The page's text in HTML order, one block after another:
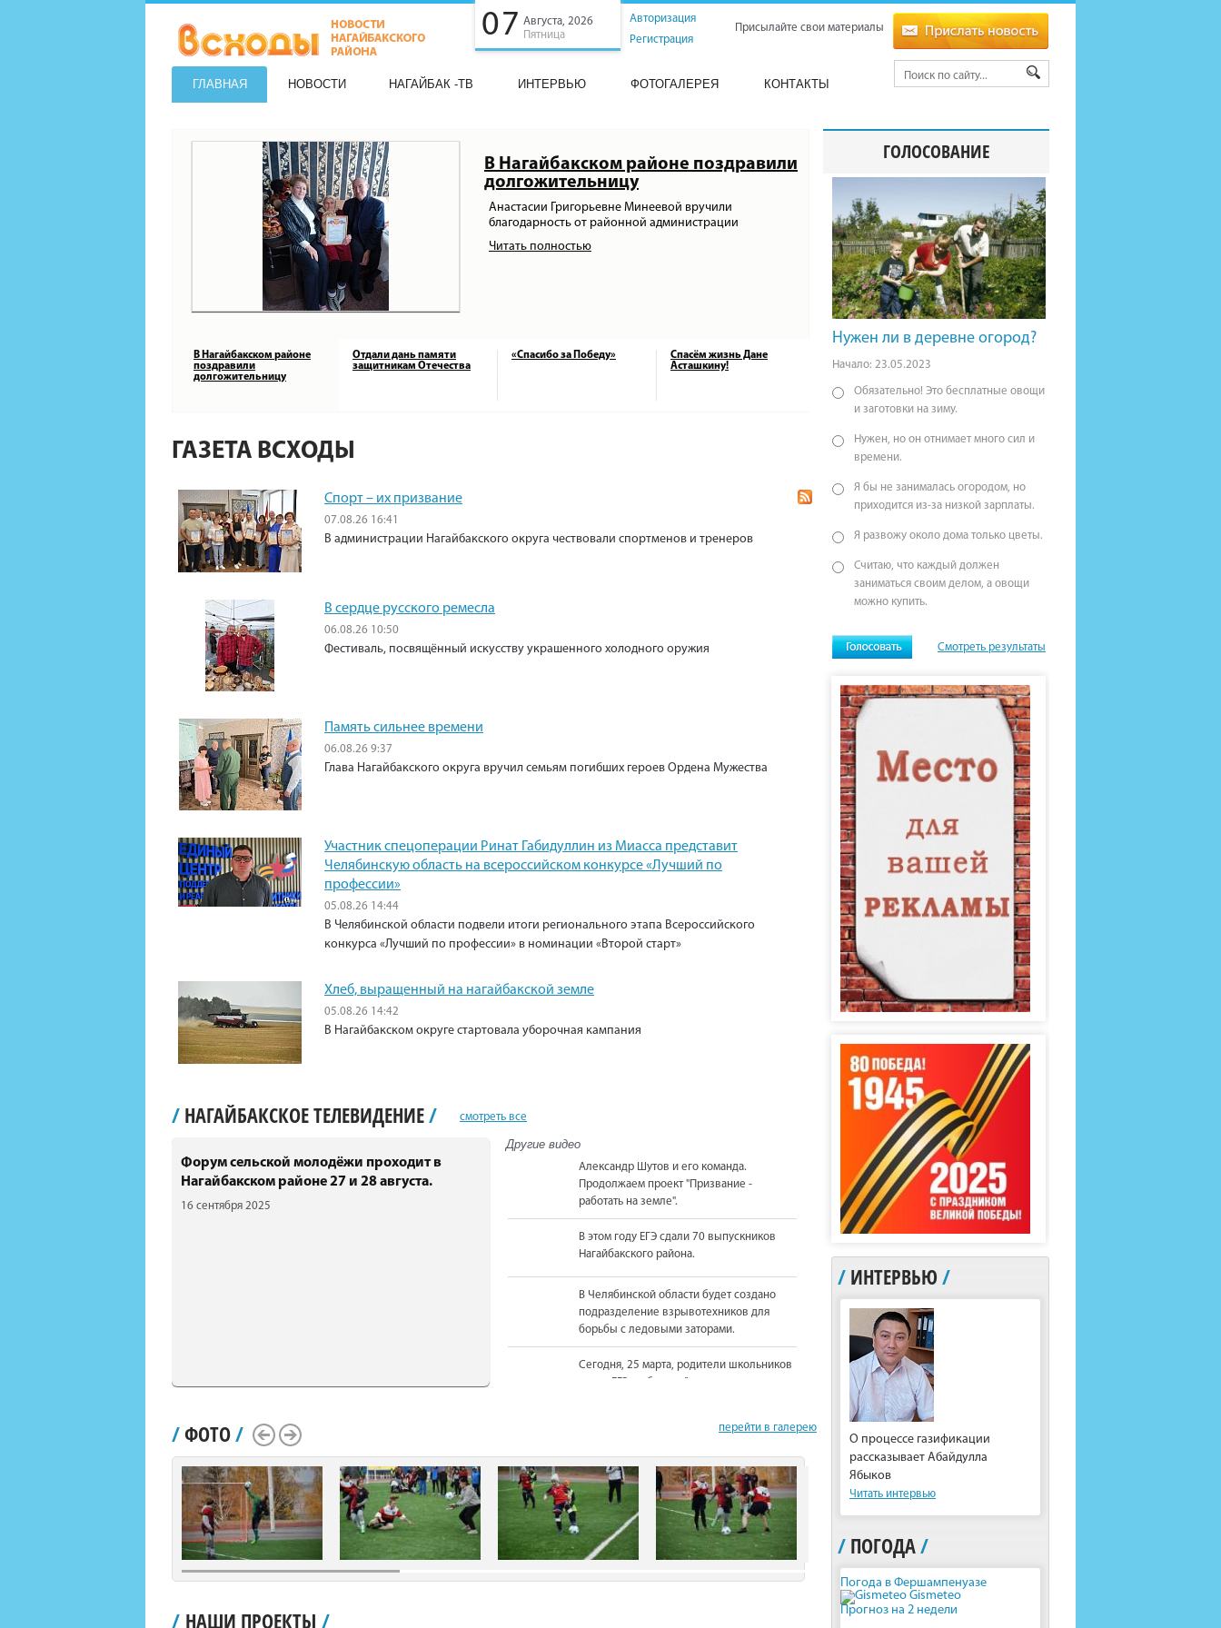
07 Августа, 2026
Пятница
Авторизация
Регистрация
Присылайте свои материалы
ГЛАВНАЯ НОВОСТИ НАГАЙБАК -ТВ ИНТЕРВЬЮ ФОТОГАЛЕРЕЯ КОНТАКТЫ
В Нагайбакском районе поздравили
долгожительницу
Анастасии Григорьевне Минеевой вручили
благодарность от районной администрации
Читать полностью
В Нагайбакском районе
поздравили
долгожительницу
Отдали дань памяти
защитникам Отечества
«Спасибо за Победу»
Спасём жизнь Дане
Асташкину!
ГАЗЕТА ВСХОДЫ
Спорт – их призвание
07.08.26 16:41
В администрации Нагайбакского округа чествовали спортменов и тренеров
В сердце русского ремесла
06.08.26 10:50
Фестиваль, посвящённый искусству украшенного холодного оружия
Память сильнее времени
06.08.26 9:37
Глава Нагайбакского округа вручил семьям погибших героев Ордена Мужества
Участник спецоперации Ринат Габидуллин из Миасса представит
Челябинскую область на всероссийском конкурсе «Лучший по
профессии»
05.08.26 14:44
В Челябинской области подвели итоги регионального этапа Всероссийского
конкурса «Лучший по профессии» в номинации «Второй старт»
Хлеб, выращенный на нагайбакской земле
05.08.26 14:42
В Нагайбакском округе стартовала уборочная кампания
/ НАГАЙБАКСКОЕ ТЕЛЕВИДЕНИЕ/ смотреть все
Форум сельской молодёжи проходит в
Нагайбакском районе 27 и 28 августа.
16 сентября 2025
Другие видео
Александр Шутов и его команда.
Продолжаем проект "Призвание -
работать на земле".
В этом году ЕГЭ сдали 70 выпускников
Нагайбакского района.
В Челябинской области будет создано
подразделение взрывотехников для
борьбы с ледовыми заторами.
Сегодня, 25 марта, родители школьников
сдали ЕГЭ по базовой математике.
На должность Уполномоченного по
вновь назначена Юлия Сударенко
Юные читатели приняли участие в
чемпионате по чтению вслух.
В Нагайбакском районе установлен
/ФОТО/ перейти в галерею
Scroll LeftScroll Right
/ НАШИ ПРОЕКТЫ /
ГОЛОСОВАНИЕ
Нужен ли в деревне огород?
Начало: 23.05.2023
Обязательно! Это бесплатные овощи
и заготовки на зиму.
Нужен, но он отнимает много сил и
времени.
Я бы не занималась огородом, но
приходится из-за низкой зарплаты.
Я развожу около дома только цветы.
Считаю, что каждый должен
заниматься своим делом, а овощи
можно купить.
Смотреть результаты
/ ИНТЕРВЬЮ /
О процессе газификации
рассказывает Абайдулла
Ябыков
Читать интервью
/ ПОГОДА/
Погода в Фершампенуазе
Gismeteo
Прогноз на 2 недели